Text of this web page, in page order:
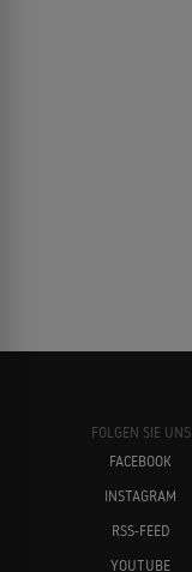
FOLGEN SIE UNS
FACEBOOK
INSTAGRAM
RSS-FEED
YOUTUBE